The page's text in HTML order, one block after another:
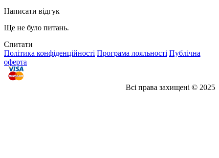
Написати відгук
Ще не було питань.
Спитати
Політика конфіденційності Програма лояльності Публічна
оферта
Всі права захищені © 2025